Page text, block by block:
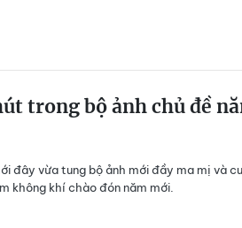
trong bộ ảnh chủ đề
đây vừa tung bộ ảnh mới đầy ma mị và
không khí chào đón năm mới.